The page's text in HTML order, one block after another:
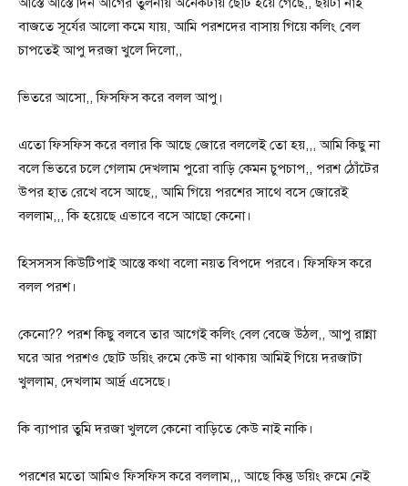
বাজতে সূর্যের আলো কমে যায়, আমি পরশদের বাসায় গিয়ে কলিং বেল
চাপতেই আপু দরজা খুলে দিলো,,
ভিতরে আসো,, ফিসফিস করে বলল আপু।
এতো ফিসফিস করে বলার কি আছে জোরে বললেই তো হয়,,, আমি কিছু না
বলে ভিতরে চলে গেলাম দেখলাম পুরো বাড়ি কেমন চুপচাপ,, পরশ ঠোঁটের
উপর হাত রেখে বসে আছে,, আমি গিয়ে পরশের সাথে বসে জোরেই
বললাম,,, কি হয়েছে এভাবে বসে আছো কেনো।
হিসসসস কিউটিপাই আস্তে কথা বলো নয়ত বিপদে পরবে। ফিসফিস করে
বলল পরশ।
কেনো?? পরশ কিছু বলবে তার আগেই কলিং বেল বেজে উঠল,, আপু রান্না
ঘরে আর পরশও ছোট ডয়িং রুমে কেউ না থাকায় আমিই গিয়ে দরজাটা
খুললাম, দেখলাম আর্দ্র এসেছে।
কি ব্যাপার তুমি দরজা খুললে কেনো বাড়িতে কেউ নাই নাকি।
পরশের মতো আমিও ফিসফিস করে বললাম,,, আছে কিন্তু ডয়িং রুমে নেই